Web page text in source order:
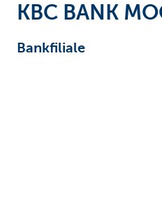
KBC BANK
Bankfiliale